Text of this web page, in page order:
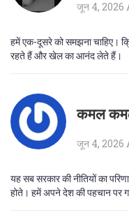
जून 4, 2026
हमें एक-दूसरे को समझना चाहिए।
रहते हैं और खेल का आनंद लेते हैं।
कमल
जून 4, 2026
यह सब सरकार की नीतियों का
होते। हमें अपने देश की पहचान पर